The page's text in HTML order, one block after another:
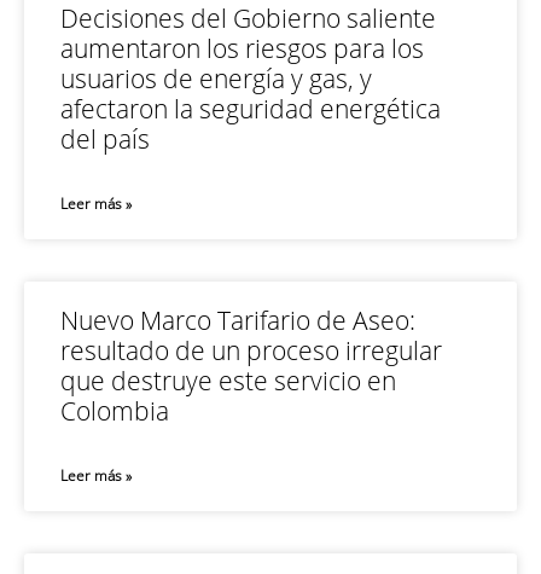
Decisiones del Gobierno saliente
aumentaron los riesgos para los
usuarios de energía y gas, y
afectaron la seguridad energética
del país
Leer más »
Nuevo Marco Tarifario de Aseo:
resultado de un proceso irregular
que destruye este servicio en
Colombia
Leer más »